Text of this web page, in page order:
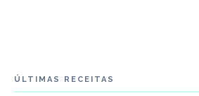
ÚLTIMAS RECEITAS